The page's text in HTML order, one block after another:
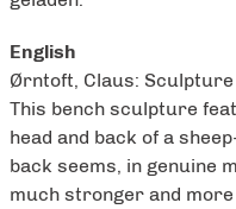
English
Ørntoft, Claus:
This bench sculpture
head and back of a
back seems, in genuine
much stronger and